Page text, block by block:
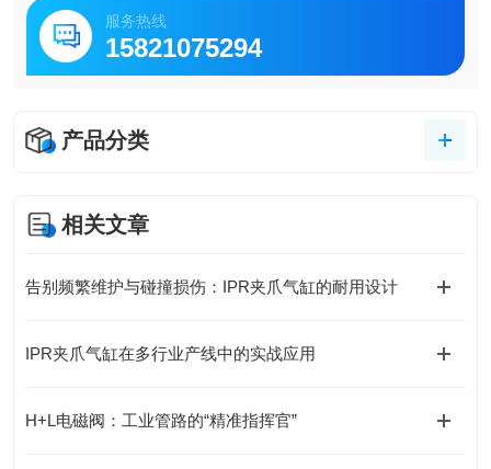
服务热线
15821075294
产品分类
相关文章
告别频繁维护与碰撞损伤：IPR夹爪气缸的耐用设计
IPR夹爪气缸在多行业产线中的实战应用
H+L电磁阀：工业管路的“精准指挥官”